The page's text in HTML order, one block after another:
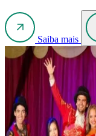
Saiba mais